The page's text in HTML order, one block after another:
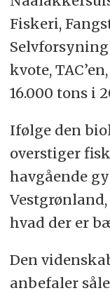
Fiskeri,
kvote,
16.000 tons i
Ifølge den
overstiger
havgående
hvad der er
Den
anbefaler